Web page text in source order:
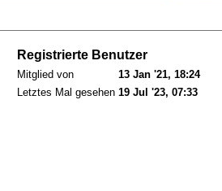
Registrierte Benutzer
Mitglied von
13 Jan '21, 18:24
Letztes Mal gesehen 19 Jul '23, 07:33